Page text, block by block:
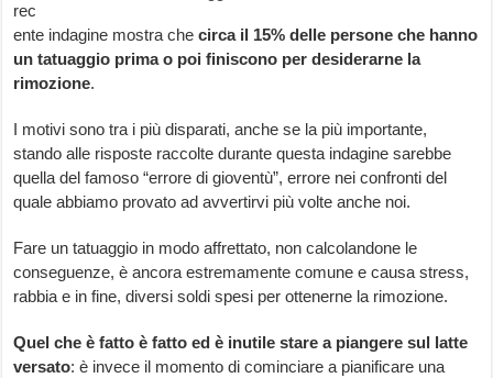
rec
ente indagine mostra checirca il 15% delle persone che hanno
un tatuaggio prima o poi finiscono per desiderarne la
rimozione.
I motivi sono tra i più disparati, anche se la più importante,
stando alle risposte raccolte durante questa indagine sarebbe
quella del famoso “errore di gioventù”, errore nei confronti del
quale abbiamo provato ad avvertirvi più volte anche noi.
Fare un tatuaggio in modo affrettato, non calcolandone le
conseguenze, è ancora estremamente comune e causa stress,
rabbia e in fine, diversi soldi spesi per ottenerne la rimozione.
Quel che è fatto è fatto ed è inutile stare a piangere sul latte
versato: è invece il momento di cominciare a pianificare una